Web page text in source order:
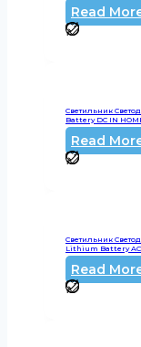
Read
Светильник
Battery DC IN
Read
Светильник
Lithium Battery
Read